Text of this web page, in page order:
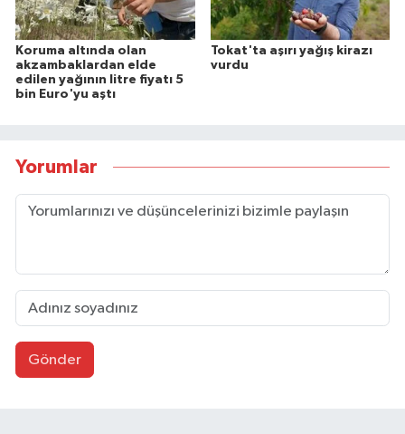
Koruma altında olan
akzambaklardan elde
edilen yağının litre fiyatı 5
bin Euro'yu aştı
Tokat'ta aşırı yağış kirazı
vurdu
Yorumlar
Gönder